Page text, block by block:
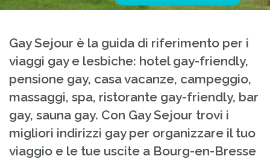
Gay Sejour è la guida di riferimento per i
viaggi gay e lesbiche: hotel gay-friendly,
pensione gay, casa vacanze, campeggio,
massaggi, spa, ristorante gay-friendly, bar
gay, sauna gay. Con Gay Sejour trovi i
migliori indirizzi gay per organizzare il tuo
viaggio e le tue uscite a Bourg-en-Bresse